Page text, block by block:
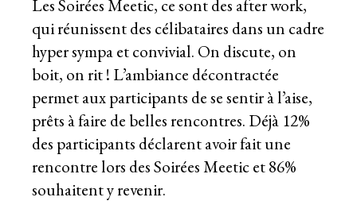
Les Soirées Meetic, ce sont des after work,
qui réunissent des célibataires dans un cadre
hyper sympa et convivial. On discute, on
boit, on rit ! L’ambiance décontractée
permet aux participants de se sentir à l’aise,
prêts à faire de belles rencontres. Déjà 12%
des participants déclarent avoir fait une
rencontre lors des Soirées Meetic et 86%
souhaitent y revenir.